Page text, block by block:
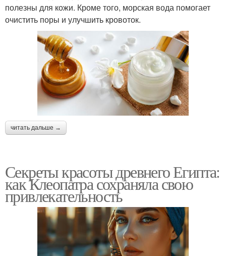
полезны для кожи. Кроме того, морская вода помогает
очистить поры и улучшить кровоток.
читать дальше →
Секреты красоты древнего Египта:
как Клеопатра сохраняла свою
привлекательность